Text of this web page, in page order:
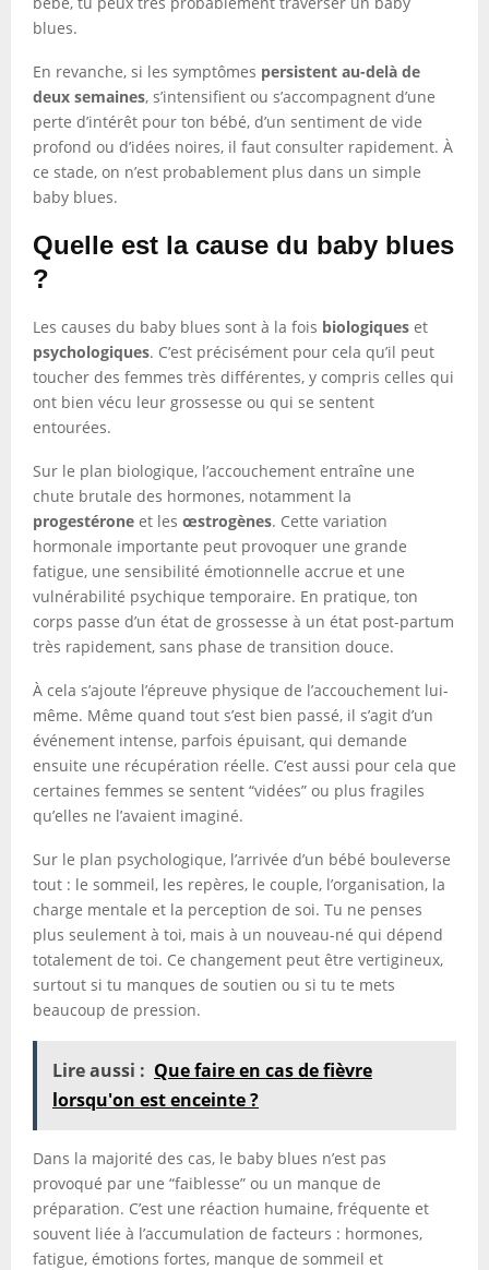
blues.
En revanche, si les symptômes persistent au-delà de
deux semaines, s’intensifient ou s’accompagnent d’une
perte d’intérêt pour ton bébé, d’un sentiment de vide
profond ou d’idées noires, il faut consulter rapidement. À
ce stade, on n’est probablement plus dans un simple
baby blues.
Quelle est la cause du baby blues
?
Les causes du baby blues sont à la fois biologiques et
psychologiques. C’est précisément pour cela qu’il peut
toucher des femmes très différentes, y compris celles qui
ont bien vécu leur grossesse ou qui se sentent
entourées.
Sur le plan biologique, l’accouchement entraîne une
chute brutale des hormones, notamment la
progestérone et les œstrogènes. Cette variation
hormonale importante peut provoquer une grande
fatigue, une sensibilité émotionnelle accrue et une
vulnérabilité psychique temporaire. En pratique, ton
corps passe d’un état de grossesse à un état post-partum
très rapidement, sans phase de transition douce.
À cela s’ajoute l’épreuve physique de l’accouchement lui-
même. Même quand tout s’est bien passé, il s’agit d’un
événement intense, parfois épuisant, qui demande
ensuite une récupération réelle. C’est aussi pour cela que
certaines femmes se sentent “vidées” ou plus fragiles
qu’elles ne l’avaient imaginé.
Sur le plan psychologique, l’arrivée d’un bébé bouleverse
tout : le sommeil, les repères, le couple, l’organisation, la
charge mentale et la perception de soi. Tu ne penses
plus seulement à toi, mais à un nouveau-né qui dépend
totalement de toi. Ce changement peut être vertigineux,
surtout si tu manques de soutien ou si tu te mets
beaucoup de pression.
Lire aussi : Que faire en cas de fièvre
lorsqu'on est enceinte ?
Dans la majorité des cas, le baby blues n’est pas
provoqué par une “faiblesse” ou un manque de
préparation. C’est une réaction humaine, fréquente et
souvent liée à l’accumulation de facteurs : hormones,
fatigue, émotions fortes, manque de sommeil et